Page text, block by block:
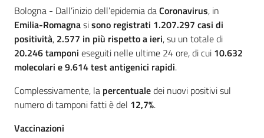
Contenuto
Bologna - Dall’inizio dell’epidemia daCoronavirus, in
Emilia-Romagnasisono registrati 1.207.297 casi di
positività, 2.577 in più rispetto a ieri, su un totale di
20.246 tamponi eseguiti nelle ultime 24 ore, di cui 10.632
molecolari e 9.614 test antigenici rapidi.
Complessivamente, la percentualedei nuovi positivi sul
numero di tamponi fatti è del 12,7%.
Vaccinazioni